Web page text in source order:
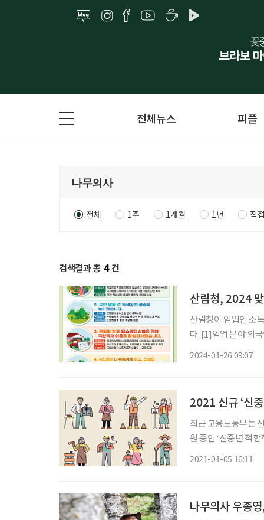
전체뉴스 피플
전체 1주 1개월 1년 직
검색결과 총 4 건
산림청, 2024
산림청이 임업인 소
다. [1]임업 분야 외국인 근로자 고용 7월부터 임업 분야에 외국인 근로자를 고용할 수 있다.
2024-01-26 09:07
2021 신규 ‘신
최근 고용노동부는
원 중인 ‘신중년 적
2021-01-05 16:11
나무의사 우종